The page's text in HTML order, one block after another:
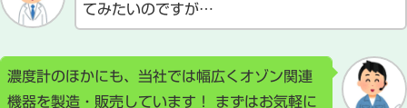
てみたいのですが…
濃度計のほかにも、当社では幅広くオゾン関連
機器を製造・販売しています！ まずはお気軽に